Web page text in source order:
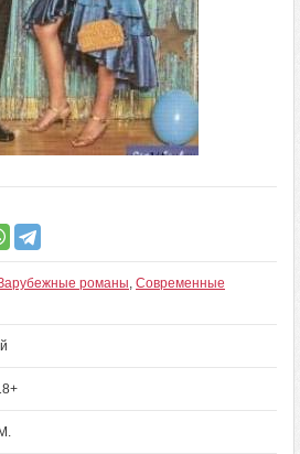
романы, Современные